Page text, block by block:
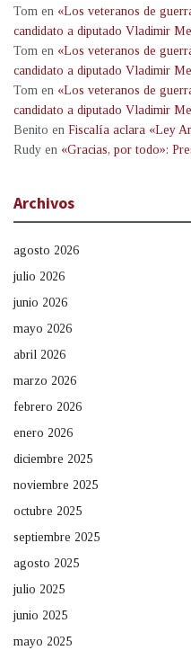
Tom en «Los veteranos de
candidato a diputado Vladimir
Tom en «Los veteranos de
candidato a diputado Vladimir
Tom en «Los veteranos de
candidato a diputado Vladimir
Benito en Fiscalía aclara «Ley
Rudy en «Gracias, por todo»:
Archivos
agosto 2026
julio 2026
junio 2026
mayo 2026
abril 2026
marzo 2026
febrero 2026
enero 2026
diciembre 2025
noviembre 2025
octubre 2025
septiembre 2025
agosto 2025
julio 2025
junio 2025
mayo 2025